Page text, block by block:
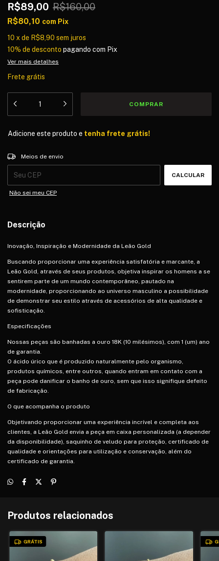
R$89,00 R$160,00
R$80,10 com Pix
10 xde R$8,90 sem juros
10% de desconto pagando com Pix
Ver mais detalhes
Frete grátis
Adicione este produto e tenha frete grátis!
Entregas para o CEP:
Meios de envio
CALCULAR
Não sei meu CEP
Descrição
Inovação, Inspiração e Modernidade da Leão Gold
Buscando proporcionar uma experiência satisfatória e marcante, a
Leão Gold, através de seus produtos, objetiva inspirar os homens a se
sentirem parte de um mundo contemporâneo, pautado na
modernidade, proporcionando ao universo masculino a possibilidade
de demonstrar seu estilo através de acessórios de alta qualidade e
sofisticação.
Especificações
Nossas peças são banhadas a ouro 18K (10 milésimos), com 1 (um) ano
de garantia.
O ácido úrico que é produzido naturalmente pelo organismo,
produtos químicos, entre outros, quando entram em contato com a
peça pode danificar o banho de ouro, sem que isso signifique defeito
de fabricação.
O que acompanha o produto
Objetivando proporcionar uma experiência incrível e completa aos
clientes, a Leão Gold envia a peça em caixa personalizada (a depender
da disponibilidade), saquinho de veludo para proteção, certificado de
qualidade e orientações para utilização e conservação, além do
certificado de garantia.
Produtos relacionados
GRÁTIS